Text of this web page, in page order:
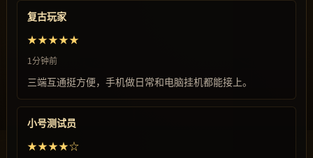
复古玩家
★★★★★
1分钟前
三端互通挺方便，手机做日常和电脑挂机都能接上。
小号测试员
★★★★☆